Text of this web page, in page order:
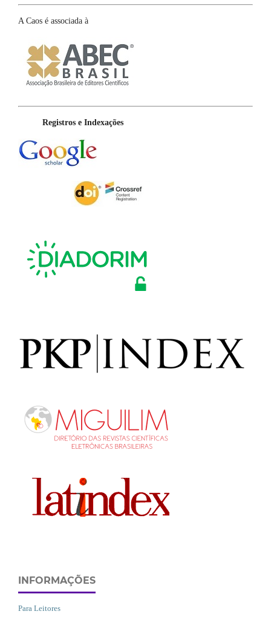
A Caos é associada à
Registros e Indexações
INFORMAÇÕES
Para Leitores